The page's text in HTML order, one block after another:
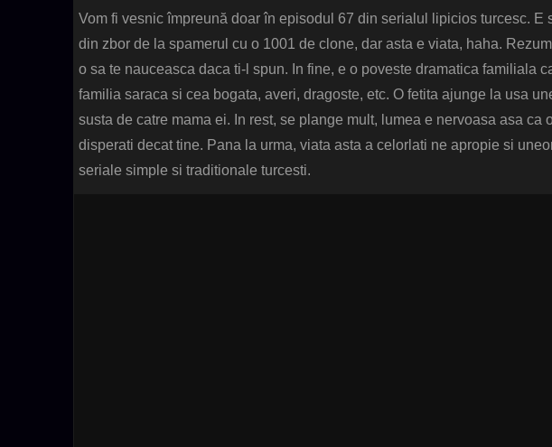
Vom fi vesnic împreună doar în episodul 67 din serialul lipicios turcesc. E
din zbor de la spamerul cu o 1001 de clone, dar asta e viata, haha.
o sa te nauceasca daca ti-l spun. In fine, e o poveste dramatica familiala
familia saraca si cea bogata, averi, dragoste, etc. O fetita ajunge la usa
susta de catre mama ei. In rest, se plange mult, lumea e nervoasa asa ca
disperati decat tine. Pana la urma, viata asta a celorlati ne apropie si
seriale simple si traditionale turcesti.